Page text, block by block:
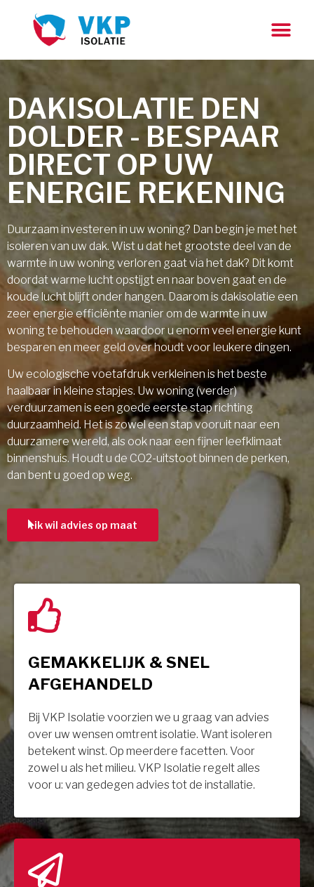
DAKISOLATIE DEN
DOLDER - BESPAAR
DIRECT OP UW
ENERGIE REKENING
Duurzaam investeren in uw woning? Dan begin je met het
isoleren van uw dak. Wist u dat het grootste deel van de
warmte in uw woning verloren gaat via het dak? Dit komt
doordat warme lucht opstijgt en naar boven gaat en de
koude lucht blijft onder hangen. Daarom is dakisolatie een
zeer energie efficiënte manier om de warmte in uw
woning te behouden waardoor u enorm veel energie kunt
besparen en meer geld over houdt voor leukere dingen.
Uw ecologische voetafdruk verkleinen is het beste
haalbaar in kleine stapjes. Uw woning (verder)
verduurzamen is een goede eerste stap richting
duurzaamheid. Het is zowel een stap vooruit naar een
duurzamere wereld, als ook naar een fijner leefklimaat
binnenshuis. Houdt u de CO2-uitstoot binnen de perken,
dan bent u goed op weg.
ik wil advies op maat
GEMAKKELIJK & SNEL
AFGEHANDELD
Bij VKP Isolatie voorzien we u graag van advies
over uw wensen omtrent isolatie. Want isoleren
betekent winst. Op meerdere facetten. Voor
zowel u als het milieu. VKP Isolatie regelt alles
voor u: van gedegen advies tot de installatie.